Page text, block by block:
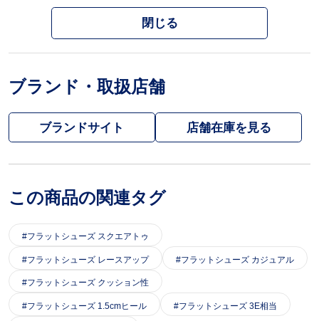
閉じる
ブランド・取扱店舗
ブランドサイト
この商品の関連タグ
フラットシューズ スクエアトゥ
フラットシューズ レースアップ フラットシューズ カジュアル
フラットシューズ クッション性
フラットシューズ 1.5cmヒール フラットシューズ 3E相当